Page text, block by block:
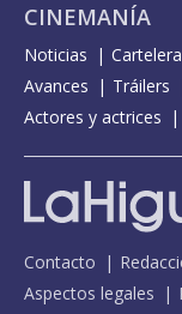
CINEMANÍA
Noticias Cartelera
Avances
Tráilers
Actores y actrices
Contacto
Aspectos legales